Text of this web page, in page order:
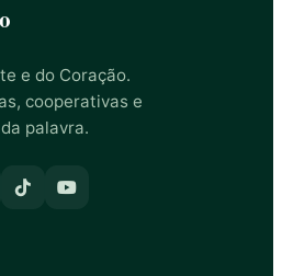
e do Coração.
cooperativas e
palavra.